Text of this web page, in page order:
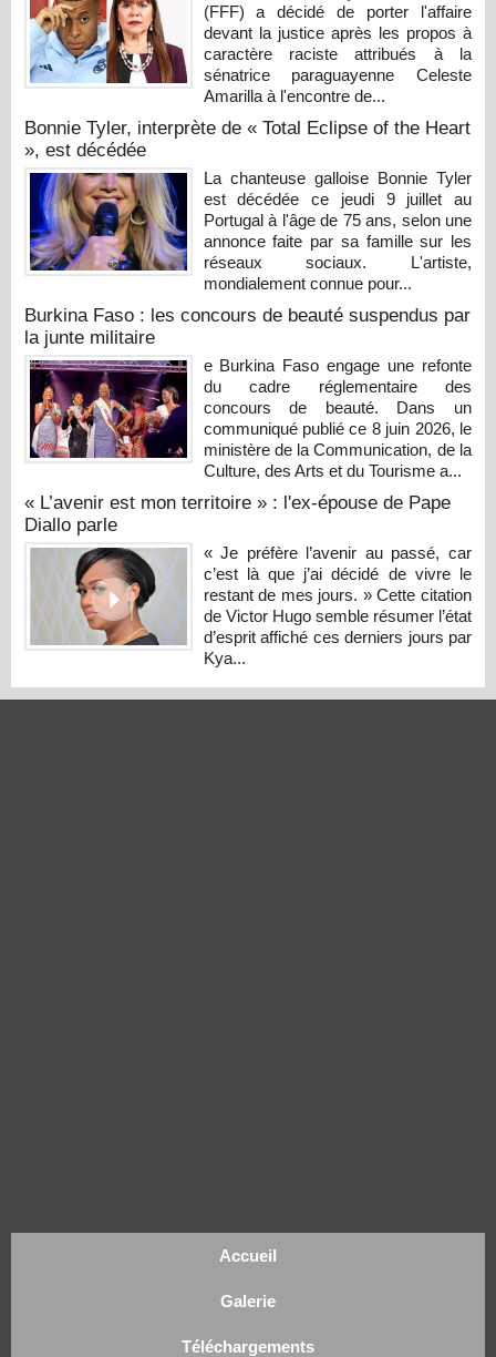
(FFF) a décidé de porter l'affaire
devant la justice après les propos à
caractère raciste attribués à la
sénatrice paraguayenne Celeste
Amarilla à l'encontre de...
Bonnie Tyler, interprète de « Total Eclipse of the Heart
», est décédée
La chanteuse galloise Bonnie Tyler
est décédée ce jeudi 9 juillet au
Portugal à l'âge de 75 ans, selon une
annonce faite par sa famille sur les
réseaux sociaux. L'artiste,
mondialement connue pour...
Burkina Faso : les concours de beauté suspendus par
la junte militaire
e Burkina Faso engage une refonte
du cadre réglementaire des
concours de beauté. Dans un
communiqué publié ce 8 juin 2026, le
ministère de la Communication, de la
Culture, des Arts et du Tourisme a...
« L’avenir est mon territoire » : l'ex-épouse de Pape
Diallo parle
« Je préfère l’avenir au passé, car
c’est là que j’ai décidé de vivre le
restant de mes jours. » Cette citation
de Victor Hugo semble résumer l’état
d’esprit affiché ces derniers jours par
Kya...
Accueil
Galerie
Téléchargements